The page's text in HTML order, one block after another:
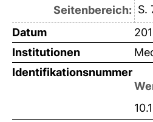
Seitenbereich: S.
Datum
Institutionen
Identifikationsnummer